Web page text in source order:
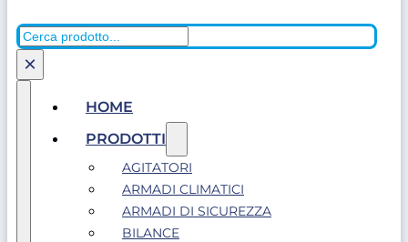
Cerca
×
HOME
PRODOTTI
AGITATORI
ARMADI CLIMATICI
ARMADI DI SICUREZZA
BILANCE